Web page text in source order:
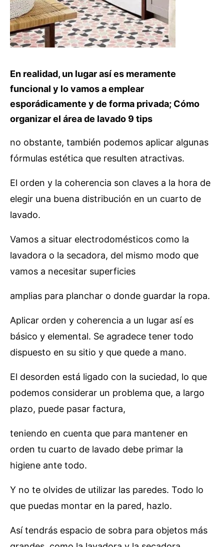
En realidad, un lugar así es meramente
funcional y lo vamos a emplear
esporádicamente y de forma privada; Cómo
organizar el área de lavado 9 tips
no obstante, también podemos aplicar algunas
fórmulas estética que resulten atractivas.
El orden y la coherencia son claves a la hora de
elegir una buena distribución en un cuarto de
lavado.
Vamos a situar electrodomésticos como la
lavadora o la secadora, del mismo modo que
vamos a necesitar superficies
amplias para planchar o donde guardar la ropa.
Aplicar orden y coherencia a un lugar así es
básico y elemental. Se agradece tener todo
dispuesto en su sitio y que quede a mano.
El desorden está ligado con la suciedad, lo que
podemos considerar un problema que, a largo
plazo, puede pasar factura,
teniendo en cuenta que para mantener en
orden tu cuarto de lavado debe primar la
higiene ante todo.
Y no te olvides de utilizar las paredes. Todo lo
que puedas montar en la pared, hazlo.
Así tendrás espacio de sobra para objetos más